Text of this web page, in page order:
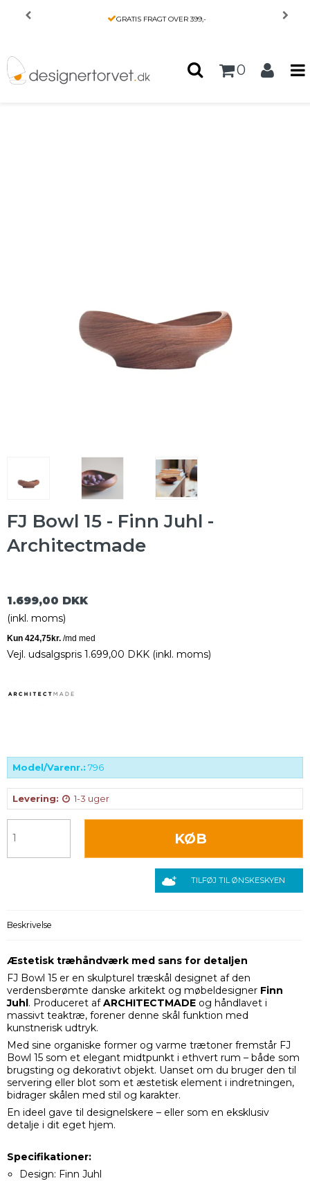
GRATIS FRAGT OVER 399,-
0
Forside INTERIØR /
FJ Bowl 15 - Finn Juhl -
Architectmade
1.699,00 DKK
(inkl. moms)
Vejl. udsalgspris 1.699,00 DKK (inkl. moms)
Model/Varenr.: 796
Levering: 1-3 uger
KØB
TILFØJ TIL ØNSKESKYEN
Beskrivelse
Æstetisk træhåndværk med sans for detaljen
FJ Bowl 15 er en skulpturel træskål designet af den
verdensberømte danske arkitekt og møbeldesigner Finn
Juhl. Produceret afARCHITECTMADE og håndlavet i
massivt teaktræ, forener denne skål funktion med
kunstnerisk udtryk.
Med sine organiske former og varme trætoner fremstår FJ
Bowl 15 som et elegant midtpunkt i ethvert rum – både som
brugsting og dekorativt objekt. Uanset om du bruger den til
servering eller blot som et æstetisk element i indretningen,
bidrager skålen med stil og karakter.
En ideel gave til designelskere – eller som en eksklusiv
detalje i dit eget hjem.
Specifikationer:
Design: Finn Juhl